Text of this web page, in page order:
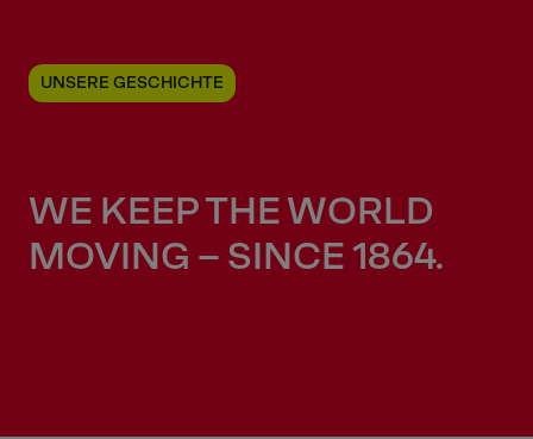
UNSERE GESCHICHTE
WE KEEP THE WORLD
MOVING – SINCE 1864.